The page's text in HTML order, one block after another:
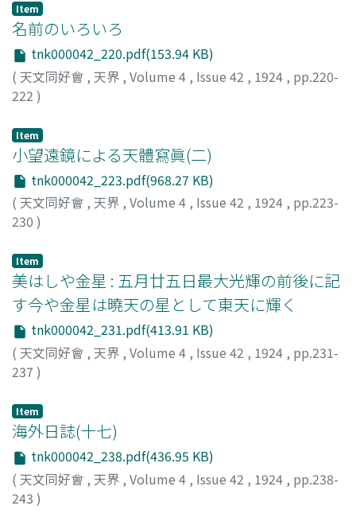
Item
名前のいろいろ
tnk000042_220.pdf(153.94 KB)
( 天文同好會 , 天界 , Volume 4 , Issue 42 , 1924 , pp.220-
222 )
Item
小望遠鏡による天體寫眞(二)
tnk000042_223.pdf(968.27 KB)
( 天文同好會 , 天界 , Volume 4 , Issue 42 , 1924 , pp.223-
230 )
Item
美はしや金星 : 五月廿五日最大光輝の前後に記
す今や金星は曉天の星として東天に輝く
tnk000042_231.pdf(413.91 KB)
( 天文同好會 , 天界 , Volume 4 , Issue 42 , 1924 , pp.231-
237 )
Item
海外日誌(十七)
tnk000042_238.pdf(436.95 KB)
( 天文同好會 , 天界 , Volume 4 , Issue 42 , 1924 , pp.238-
243 )